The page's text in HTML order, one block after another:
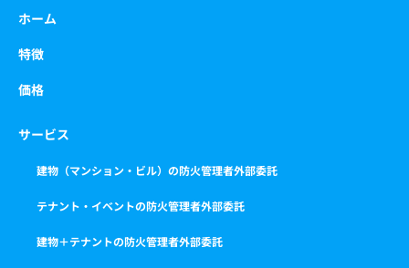
ホーム
特徴
価格
サービス
建物（マンション・ビル）の防火管理者外部委託
テナント・イベントの防火管理者外部委託
建物＋テナントの防火管理者外部委託